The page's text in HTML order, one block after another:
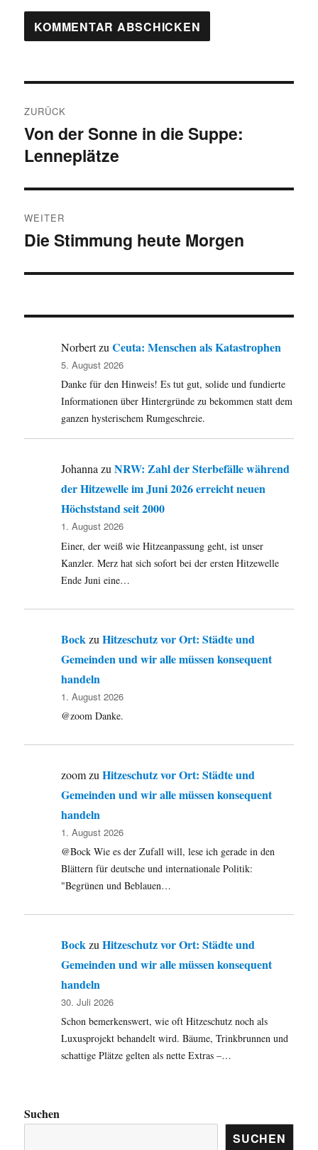
ZURÜCK
Vorheriger
Beitrag:
Von der Sonne in die Suppe:
Lenneplätze
WEITER
Nächster
Die Stimmung heute Morgen
NorbertzuCeuta: Menschen als Katastrophen
5. August 2026
Danke für den Hinweis! Es tut gut, solide und fundierte
Informationen über Hintergründe zu bekommen statt dem
ganzen hysterischem Rumgeschreie.
JohannazuNRW: Zahl der Sterbefälle während
der Hitzewelle im Juni 2026 erreicht neuen
Höchststand seit 2000
1. August 2026
Einer, der weiß wie Hitzeanpassung geht, ist unser
Kanzler. Merz hat sich sofort bei der ersten Hitzewelle
Ende Juni eine…
Bock zuHitzeschutz vor Ort: Städte und
Gemeinden und wir alle müssen konsequent
handeln
1. August 2026
@zoom Danke.
zoomzuHitzeschutz vor Ort: Städte und
Gemeinden und wir alle müssen konsequent
handeln
1. August 2026
@Bock Wie es der Zufall will, lese ich gerade in den
Blättern für deutsche und internationale Politik:
"Begrünen und Beblauen…
Bock zuHitzeschutz vor Ort: Städte und
Gemeinden und wir alle müssen konsequent
handeln
30. Juli 2026
Schon bemerkenswert, wie oft Hitzeschutz noch als
Luxusprojekt behandelt wird. Bäume, Trinkbrunnen und
schattige Plätze gelten als nette Extras –…
Suchen
SUCHEN